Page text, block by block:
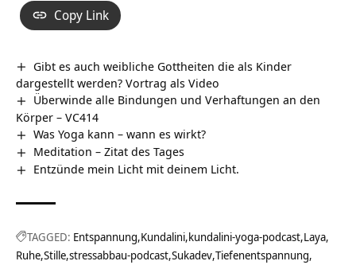
Copy Link
Gibt es auch weibliche Gottheiten die als Kinder
dargestellt werden? Vortrag als Video
Überwinde alle Bindungen und Verhaftungen an den
Körper – VC414
Was Yoga kann – wann es wirkt?
Meditation – Zitat des Tages
Entzünde mein Licht mit deinem Licht.
TAGGED: Entspannung Kundalini kundalini-yoga-podcast Laya
Ruhe Stille stressabbau-podcast Sukadev Tiefenentspannung